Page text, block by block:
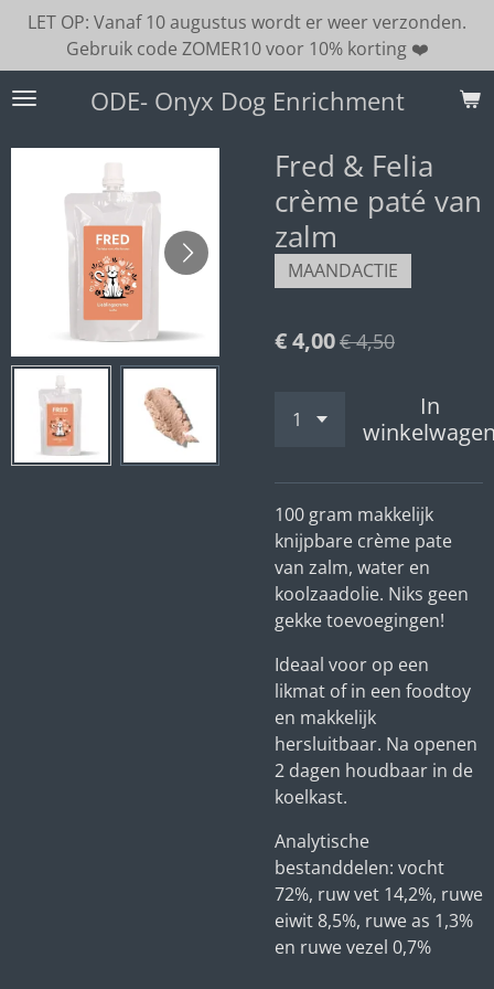
naar
de
ODE- Onyx Dog Enrichment
LET OP: Vanaf 10 augustus wordt er weer verzonden.
Gebruik code ZOMER10 voor 10% korting ❤️
Fred & Felia
crème paté van
zalm
MAANDACTIE
€ 4,00€ 4,50
In
100 gram makkelijk
knijpbare crème pate
van zalm, water en
koolzaadolie. Niks geen
gekke toevoegingen!
Ideaal voor op een
likmat of in een foodtoy
en makkelijk
hersluitbaar. Na openen
2 dagen houdbaar in de
koelkast.
Analytische
bestanddelen: vocht
72%, ruw vet 14,2%, ruwe
eiwit 8,5%, ruwe as 1,3%
en ruwe vezel 0,7%